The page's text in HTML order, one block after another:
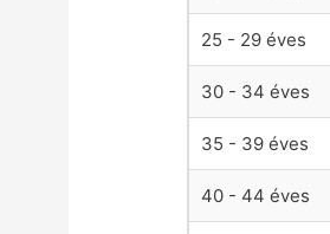
25 - 29 éves
30 - 34 éves
35 - 39 éves
40 - 44 éves